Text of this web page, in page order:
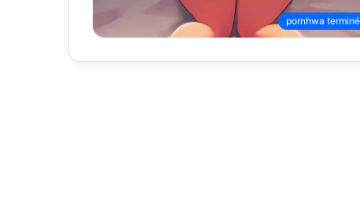
pornhwa terminé